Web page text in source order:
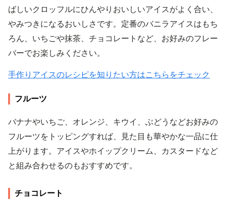
ばしいクロッフルにひんやりおいしいアイスがよく合い、
やみつきになるおいしさです。定番のバニラアイスはもち
ろん、いちごや抹茶、チョコレートなど、お好みのフレー
バーでお楽しみください。
手作りアイスのレシピを知りたい方はこちらをチェック
フルーツ
バナナやいちご、オレンジ、キウイ、ぶどうなどお好みの
フルーツをトッピングすれば、見た目も華やかな一品に仕
上がります。アイスやホイップクリーム、カスタードなど
と組み合わせるのもおすすめです。
チョコレート